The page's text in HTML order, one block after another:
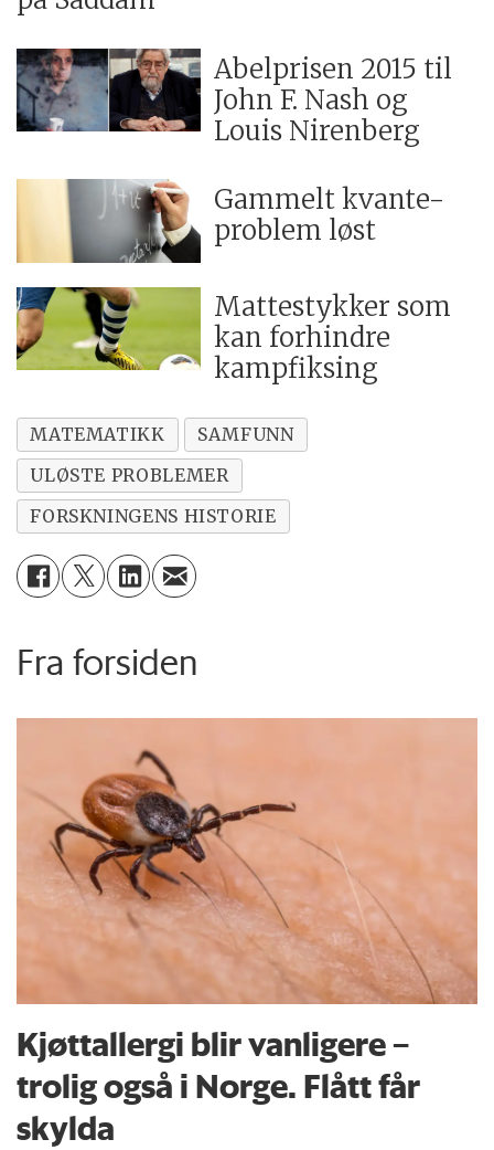
Abelprisen 2015 til
John F. Nash og
Louis Nirenberg
Gammelt kvante-
problem løst
Mattestykker som
kan forhindre
kampfiksing
MATEMATIKK
SAMFUNN
ULØSTE PROBLEMER
FORSKNINGENS HISTORIE
Fra forsiden
Kjøttallergi blir vanligere –
trolig også i Norge. Flått får
skylda